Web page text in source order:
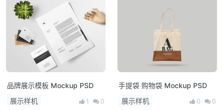
品牌展示模板 Mockup PSD
展示样机
1 0
手提袋 购物袋 Mockup PSD
展示样机
0 0